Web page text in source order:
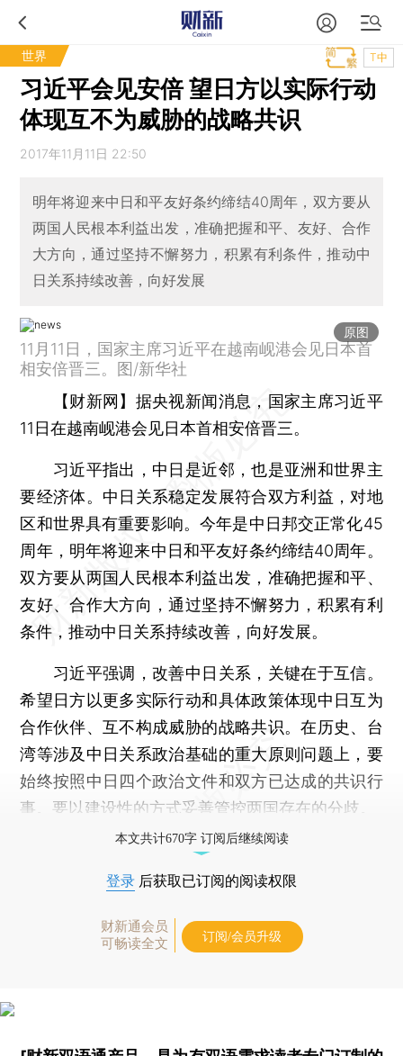
世界 T中
习近平会见安倍 望日方以实际行动
体现互不为威胁的战略共识
2017年11月11日 22:50
明年将迎来中日和平友好条约缔结40周年，双方要从
两国人民根本利益出发，准确把握和平、友好、合作
大方向，通过坚持不懈努力，积累有利条件，推动中
日关系持续改善，向好发展
原图
11月11日，国家主席习近平在越南岘港会见日本首
相安倍晋三。图/新华社
【财新网】 据央视新闻消息 ， 国家主席习近平
11日在越南岘港会见日本首相安倍晋三。
习近平指出，中日是近邻，也是亚洲和世界主
要经济体。中日关系稳定发展符合双方利益，对地
区和世界具有重要影响。今年是中日邦交正常化45
周年，明年将迎来中日和平友好条约缔结40周年。
双方要从两国人民根本利益出发，准确把握和平、
友好、合作大方向，通过坚持不懈努力，积累有利
条件，推动中日关系持续改善，向好发展。
习近平强调，改善中日关系，关键在于互信。
希望日方以更多实际行动和具体政策体现中日互为
合作伙伴、互不构成威胁的战略共识。在历史、台
湾等涉及中日关系政治基础的重大原则问题上，要
始终按照中日四个政治文件和双方已达成的共识行
事。要以建设性的方式妥善管控两国存在的分歧。
本文共计670字 订阅后继续阅读
登录 后获取已订阅的阅读权限
财新通会员
可畅读全文
订阅/会员升级